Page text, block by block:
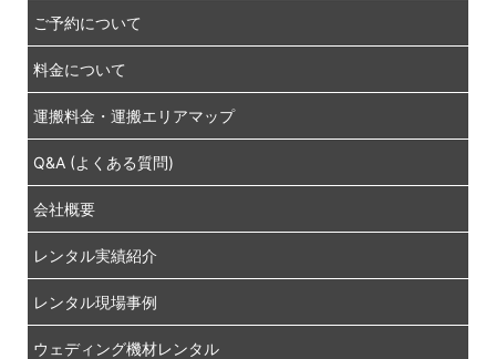
ご予約について
料金について
運搬料金・運搬エリアマップ
Q&A (よくある質問)
会社概要
レンタル実績紹介
レンタル現場事例
ウェディング機材レンタル